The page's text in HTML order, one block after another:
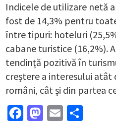
Indicele de utilizare netă
fost de 14,3% pentru
între tipuri: hoteluri
cabane turistice (16,2%).
tendință pozitivă în
creștere a interesului
români, cât și din partea
Facebook
Mastodon
Email